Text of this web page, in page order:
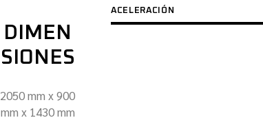
DIMEN
SIONES
2050 mm x 900
mm x 1430 mm
ACELERACIÓN